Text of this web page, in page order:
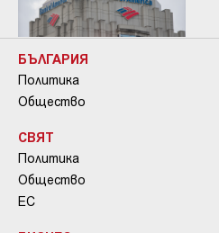
БЪЛГАРИЯ
Политика
Общество
СВЯТ
Политика
Общество
ЕС